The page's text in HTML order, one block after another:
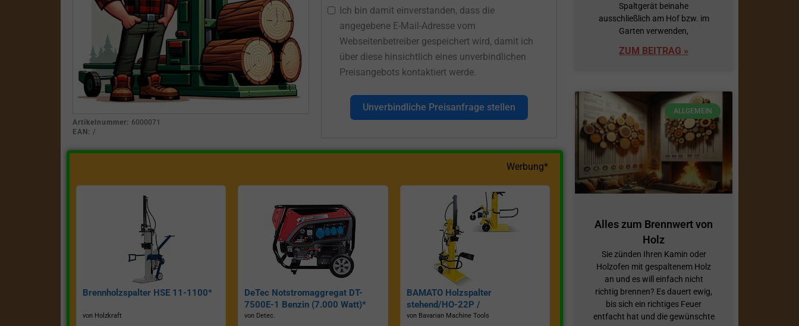
Artikelnummer: 6000071
EAN: /
Ich bin damit einverstanden, dass die
angegebene E-Mail-Adresse vom
Webseitenbetreiber gespeichert wird, damit ich
über diese hinsichtlich eines unverbindlichen
Preisangebots kontaktiert werde.
Unverbindliche Preisanfrage stellen
Werbung*
Brennholzspalter HSE 11-1100*
von Holzkraft
DeTec Notstromaggregat DT-
7500E-1 Benzin (7.000 Watt)*
von Detec.
BAMATO Holzspalter
stehend/HO-22P /
Zapfwellenantrieb, Inkl.
von Bavarian Machine Tools
Spaltgerät beinahe
ausschließlich am Hof bzw. im
Garten verwenden,
ZUM BEITRAG »
ALLGEMEIN
Alles zum Brennwert von
Holz
Sie zünden Ihren Kamin oder
Holzofen mit gespaltenem Holz
an und es will einfach nicht
richtig brennen? Es dauert ewig,
bis sich ein richtiges Feuer
entfacht hat und die gewünschte